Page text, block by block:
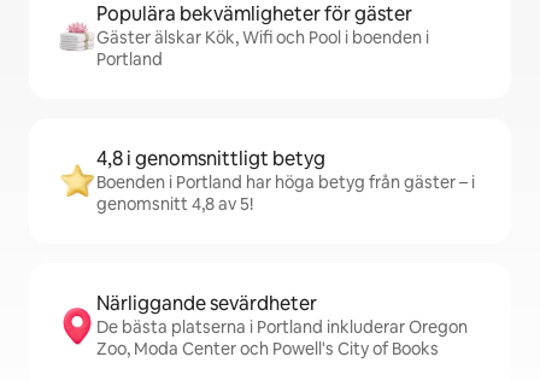
Populära bekvämligheter för gäster
Gäster älskar Kök, Wifi och Pool i boenden i
Portland
4,8 i genomsnittligt betyg
Boenden i Portland har höga betyg från gäster – i
genomsnitt 4,8 av 5!
Närliggande sevärdheter
De bästa platserna i Portland inkluderar Oregon
Zoo, Moda Center och Powell's City of Books